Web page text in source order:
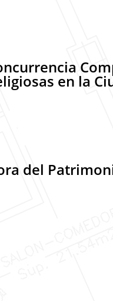
en la
del